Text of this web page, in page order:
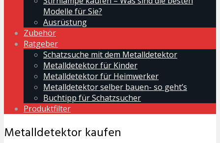
Modelle für Sie?
Ausrüstung
Zubehör
Ratgeber
Schatzsuche mit dem Metalldetektor
Metalldetektor für Kinder
Metalldetektor für Heimwerker
Metalldetektor selber bauen- so geht’s
Buchtipp für Schatzsucher
Produktfilter
Metalldetektor kaufen